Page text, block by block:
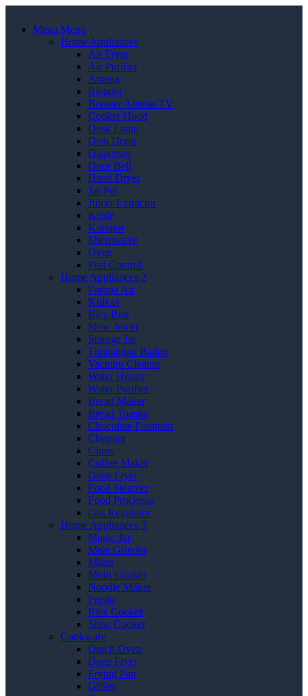
Mega Menu
Home Appliances
Air Fryer
Air Purifier
Antena
Blender
Booster Antena TV
Cooker Hood
Desk Lamp
Dish Dryer
Dispenser
Door Bell
Hand Dryer
Jar Pot
Juicer Extractor
Kettle
Kompor
Microwave
Oven
Pest Control
Home Appliances 2
Pompa Air
Kulkas
Rice Box
Slow Juicer
Storage Jar
Timbangan Badan
Vacuum Cleaner
Water Heater
Water Purifier
Bread Maker
Bread Toaster
Chocolate Fountain
Chopper
Citrus
Coffee Maker
Deep Fryer
Food Steamer
Food Processor
Gas Regulator
Home Appliances 3
Magic Jar
Meat Grinder
Mixer
Multi Cooker
Noodle Maker
Presto
Rice Cooker
Slow Cooker
Cookware
Dutch Oven
Deep Fryer
Frying Pan
Griller